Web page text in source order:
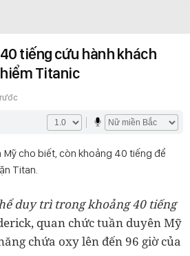
tiếng cứu hành khách
Titanic
cho biết, còn khoảng 40 tiếng để
Titan.
duy trì trong khoảng 40 tiếng
quan chức tuần duyên Mỹ
chứa oxy lên đến 96 giờ của